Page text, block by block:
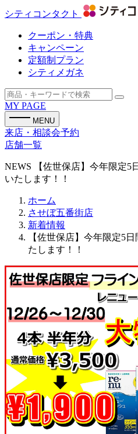
シティコンタクト
クーポン・特典
キャンペーン
定額制プラン
シティメガネ
MY PAGE
MENU
来店・相談会予約
店舗一覧
NEWS
【佐世保店】今年限定
いたします！！
ホーム
させぼ五番街店
新着情報
【佐世保店】今年限定5
たします！！